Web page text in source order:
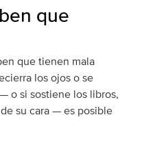
que
que tienen mala
los ojos o se
o si sostiene los libros,
su cara — es posible